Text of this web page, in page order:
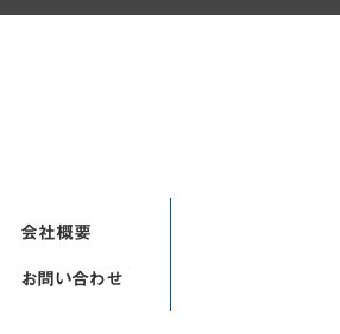
会社概要
お問い合わせ